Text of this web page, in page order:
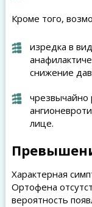
Кроме того,
изредка в
снижение
чрезвычайно
лице.
Характерная
Ортофена
вероятность